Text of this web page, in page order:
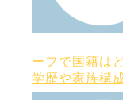
ーフで国籍は
学歴や家族構